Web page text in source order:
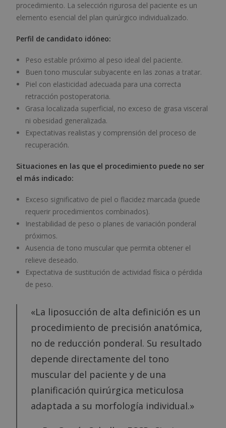
procedimiento. La selección rigurosa del paciente es un
elemento esencial del plan quirúrgico individualizado.
Perfil de candidato idóneo:
Peso estable próximo al peso ideal del paciente.
Buen tono muscular subyacente en las zonas a tratar.
Piel con elasticidad adecuada para una correcta
retracción postoperatoria.
Grasa localizada superficial, no exceso de grasa visceral
ni obesidad generalizada.
Expectativas realistas y comprensión del proceso de
recuperación.
Situaciones en las que el procedimiento puede no ser
el más indicado:
Exceso significativo de piel o flacidez marcada (puede
requerir procedimientos combinados).
Inestabilidad de peso o planes de variación ponderal
próximos.
Ausencia de tono muscular que permita obtener el
relieve deseado.
Expectativa de sustitución de actividad física o pérdida
de peso.
«La liposucción de alta definición es un
procedimiento de precisión anatómica,
no de reducción ponderal. Su resultado
depende directamente del tono
muscular del paciente y de una
planificación quirúrgica meticulosa
adaptada a su morfología individual.»